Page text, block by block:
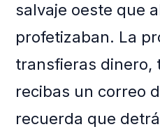
salvaje oeste que
profetizaban. La
transfieras dinero,
recibas un correo
recuerda que